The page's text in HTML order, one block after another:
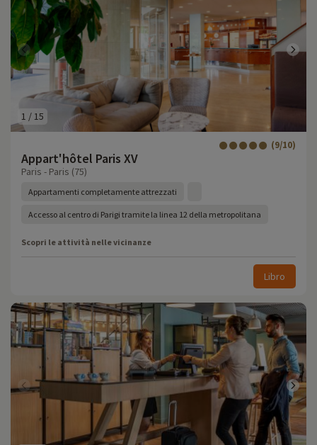
1 / 15
Appart'hôtel Paris XV
(9/10)
Paris - Paris (75)
Appartamenti completamente attrezzati
Accesso al centro di Parigi tramite la linea 12 della metropolitana
Scopri le attività nelle vicinanze
Libro